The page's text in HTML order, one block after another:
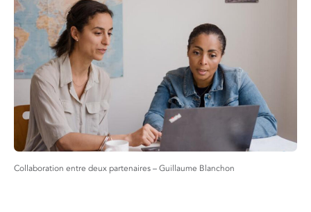
Collaboration entre deux partenaires – Guillaume Blanchon